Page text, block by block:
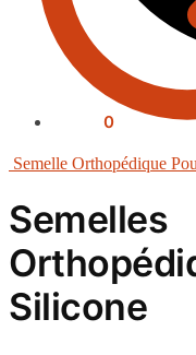
0
Semelle Orthopédique
Semelles
Silicone